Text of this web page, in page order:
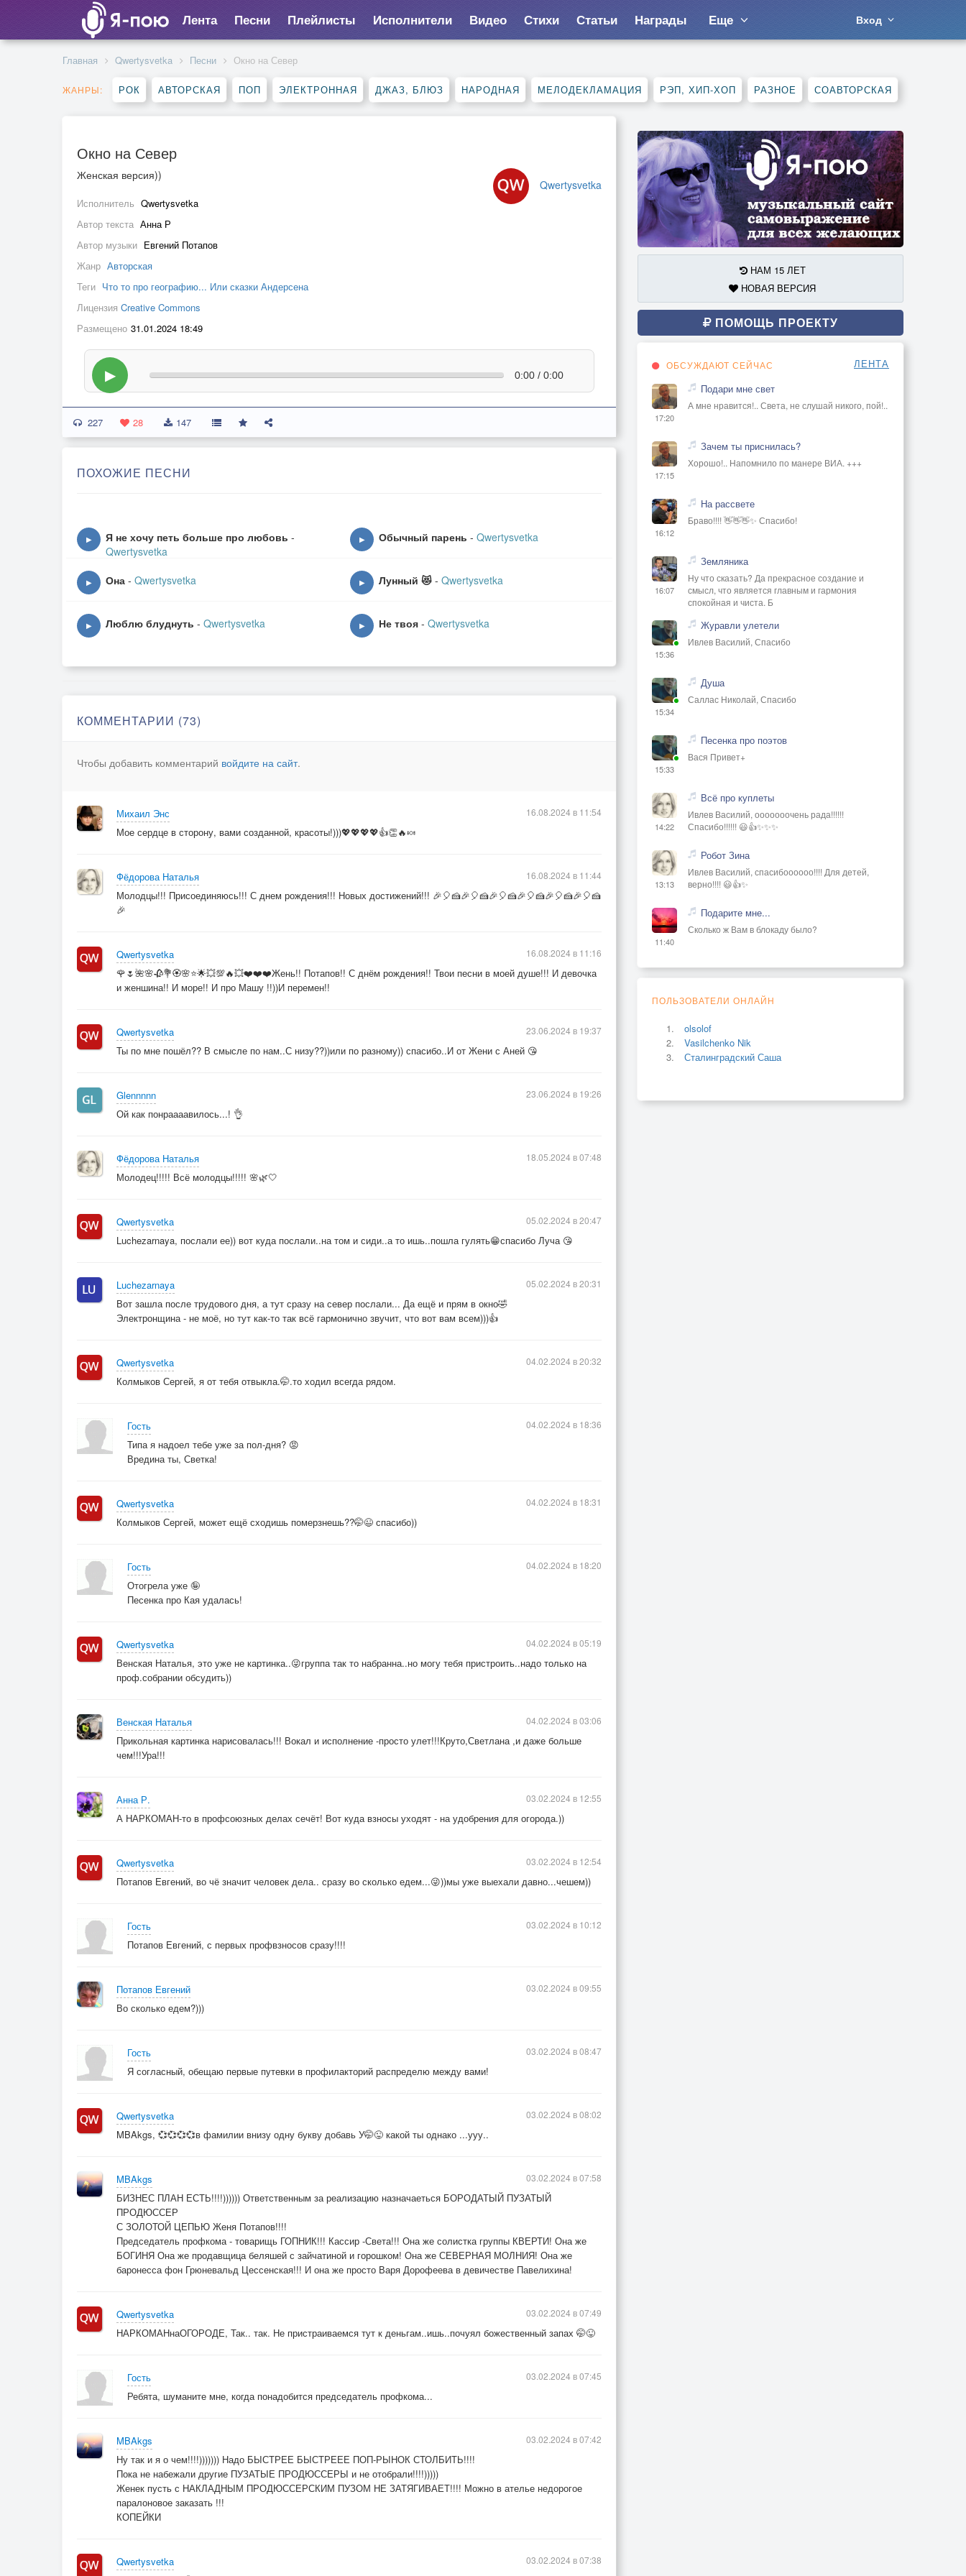
Лента Песни Плейлисты Исполнители Видео Стихи Статьи Награды Еще Вход
Главная Qwertysvetka Песни Окно на Север
ЖАНРЫ: РОК АВТОРСКАЯ ПОП ЭЛЕКТРОННАЯ ДЖАЗ, БЛЮЗ НАРОДНАЯ МЕЛОДЕКЛАМАЦИЯ РЭП, ХИП-ХОП РАЗНОЕ СОАВТОРСКАЯ
Окно на Север
Qwertysvetka
Женская версия))
Исполнитель Qwertysvetka
Автор текста Анна Р
Автор музыки Евгений Потапов
Жанр Авторская
Теги Что то про географию... Или сказки Андерсена
Лицензия Creative Commons
Размещено 31.01.2024 18:49
▶ 0:00 / 0:00
227 28 147
ПОХОЖИЕ ПЕСНИ
▶ Я не хочу петь больше про любовь -
Qwertysvetka
▶ Обычный парень - Qwertysvetka
▶ Она - Qwertysvetka ▶ Лунный 😻 - Qwertysvetka
▶ Люблю блуднуть - Qwertysvetka ▶ Не твоя - Qwertysvetka
КОММЕНТАРИИ (73)
Чтобы добавить комментарий войдите на сайт.
Михаил Энс
Мое сердце в сторону, вами созданной, красоты!)))💖💖💖💖👍👏🔥🍬
16.08.2024 в 11:54
Фёдорова Наталья
Молодцы!!! Присоединяюсь!!! С днем рождения!!! Новых достижений!!! 🎉🎈🍰🎉🎈🍰🎉🎈🍰🎉🎈🍰🎉🎈🍰🎉🎈🍰
🎉
16.08.2024 в 11:44
Qwertysvetka
🌹🌷🌺🌸🥀💐🏵️🌸⭐🌟💥💯🔥💥❤️❤️❤️Жень!! Потапов!! С днём рождения!! Твои песни в моей душе!!! И девочка
и женшина!! И море!! И про Машу !!))И перемен!!
16.08.2024 в 11:16
Qwertysvetka
Ты по мне пошёл?? В смысле по нам..С низу??))или по разному)) спасибо..И от Жени с Аней 😘
23.06.2024 в 19:37
Glennnnn
Ой как понраааавилось...! 👌
23.06.2024 в 19:26
Фёдорова Наталья
Молодец!!!!! Всё молодцы!!!!! 🌸🌿🤍
18.05.2024 в 07:48
Qwertysvetka
Luchezarnaya, послали ее)) вот куда послали..на том и сиди..а то ишь..пошла гулять😁спасибо Луча 😘
05.02.2024 в 20:47
Luchezarnaya
Вот зашла после трудового дня, а тут сразу на север послали... Да ещё и прям в окно🤣
Электронщина - не моё, но тут как-то так всё гармонично звучит, что вот вам всем)))👍
05.02.2024 в 20:31
Qwertysvetka
Колмыков Сергей, я от тебя отвыкла.🤭.то ходил всегда рядом.
04.02.2024 в 20:32
Гость
Типа я надоел тебе уже за пол-дня? 😡
Вредина ты, Светка!
04.02.2024 в 18:36
Qwertysvetka
Колмыков Сергей, может ещё сходишь померзнешь??🤭😉 спасибо))
04.02.2024 в 18:31
Гость
Отогрела уже 🤪
Песенка про Кая удалась!
04.02.2024 в 18:20
Qwertysvetka
Венская Наталья, это уже не картинка..😜группа так то набранна..но могу тебя пристроить..надо только на
проф.собрании обсудить))
04.02.2024 в 05:19
Венская Наталья
Прикольная картинка нарисовалась!!! Вокал и исполнение -просто улет!!!Круто,Светлана ,и даже больше
чем!!!Ура!!!
04.02.2024 в 03:06
Анна Р.
А НАРКОМАН-то в профсоюзных делах сечёт! Вот куда взносы уходят - на удобрения для огорода.))
03.02.2024 в 12:55
Qwertysvetka
Потапов Евгений, во чё значит человек дела.. сразу во сколько едем...😜))мы уже выехали давно...чешем))
03.02.2024 в 12:54
Гость
Потапов Евгений, с первых профвзносов сразу!!!!
03.02.2024 в 10:12
Потапов Евгений
Во сколько едем?)))
03.02.2024 в 09:55
Гость
Я согласный, обещаю первые путевки в профилакторий распределю между вами!
03.02.2024 в 08:47
Qwertysvetka
MBAkgs, 💞💞💞💞в фамилии внизу одну букву добавь У🤭😜 какой ты однако ...ууу..
03.02.2024 в 08:02
MBAkgs
БИЗНЕС ПЛАН ЕСТЬ!!!!)))))) Ответственным за реализацию назначаеться БОРОДАТЫЙ ПУЗАТЫЙ
ПРОДЮССЕР
С ЗОЛОТОЙ ЦЕПЬЮ Женя Потапов!!!!
Председатель профкома - товарищь ГОПНИК!!! Кассир -Света!!! Она же солистка группы КВЕРТИ! Она же
БОГИНЯ Она же продавщица беляшей с зайчатиной и горошком! Она же СЕВЕРНАЯ МОЛНИЯ! Она же
баронесса фон Грюневальд Цессенская!!! И она же просто Варя Дорофеева в девичестве Павелихина!
03.02.2024 в 07:58
Qwertysvetka
НАРКОМАНнаОГОРОДЕ, Так.. так. Не пристраиваемся тут к деньгам..ишь..почуял божественный запах 🤭😜
03.02.2024 в 07:49
Гость
Ребята, шуманите мне, когда понадобится председатель профкома...
03.02.2024 в 07:45
MBAkgs
Ну так и я о чем!!!!))))))) Надо БЫСТРЕЕ БЫСТРЕЕЕ ПОП-РЫНОК СТОЛБИТЬ!!!!
Пока не набежали другие ПУЗАТЫЕ ПРОДЮССЕРЫ и не отобрали!!!!)))))
Женек пусть с НАКЛАДНЫМ ПРОДЮССЕРСКИМ ПУЗОМ НЕ ЗАТЯГИВАЕТ!!!! Можно в ателье недорогое
паралоновое заказать !!!
КОПЕЙКИ
03.02.2024 в 07:42
Qwertysvetka
03.02.2024 в 07:38
НАМ 15 ЛЕТ
НОВАЯ ВЕРСИЯ
ПОМОЩЬ ПРОЕКТУ
ОБСУЖДАЮТ СЕЙЧАС ЛЕНТА
17:20
Подари мне свет
А мне нравится!.. Света, не слушай никого, пой!..
17:15
Зачем ты приснилась?
Хорошо!.. Напомнило по манере ВИА. +++
16:12
На рассвете
Браво!!!! 👋👋👋✨ Спасибо!
16:07
Земляника
Ну что сказать? Да прекрасное создание и
смысл, что является главным и гармония
спокойная и чиста. Б
15:36
Журавли улетели
Ивлев Василий, Спасибо
15:34
Душа
Саллас Николай, Спасибо
15:33
Песенка про поэтов
Вася Привет+
14:22
Всё про куплеты
Ивлев Василий, ооооооочень рада!!!!!!
Спасибо!!!!!! 😃👍✨✨✨
13:13
Робот Зина
Ивлев Василий, спасибоооооо!!!! Для детей,
верно!!!! 😃👍✨
11:40
Подарите мне...
Сколько ж Вам в блокаду было?
ПОЛЬЗОВАТЕЛИ ОНЛАЙН
olsolof
Vasilchenko Nik
Сталинградский Саша